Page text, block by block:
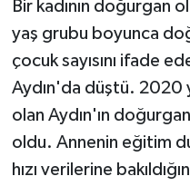
Bir kadının doğurgan
yaş grubu boyunca
çocuk sayısını ifade
Aydın'da düştü. 2020
olan Aydın'ın
oldu. Annenin eğitim
hızı verilerine